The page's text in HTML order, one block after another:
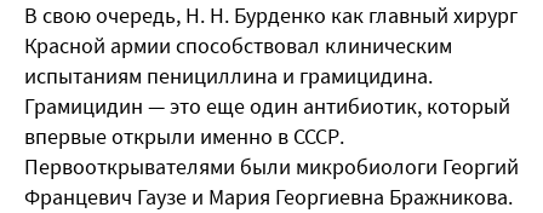
В свою очередь, Н. Н. Бурденко как главный хирург
Красной армии способствовал клиническим
испытаниям пенициллина и грамицидина.
Грамицидин — это еще один антибиотик, который
впервые открыли именно в СССР.
Первооткрывателями были микробиологи Георгий
Францевич Гаузе и Мария Георгиевна Бражникова.